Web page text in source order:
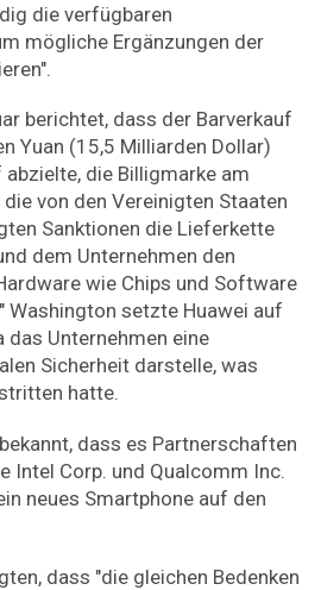
die verfügbaren
mögliche Ergänzungen der
berichtet, dass der Barverkauf
Yuan (15,5 Milliarden Dollar)
die Billigmarke am
die von den Vereinigten Staaten
Sanktionen die Lieferkette
dem Unternehmen den
wie Chips und Software
Washington setzte Huawei auf
das Unternehmen eine
Sicherheit darstelle, was
hatte.
dass es Partnerschaften
Intel Corp. und Qualcomm Inc.
neues Smartphone auf den
dass "die gleichen Bedenken